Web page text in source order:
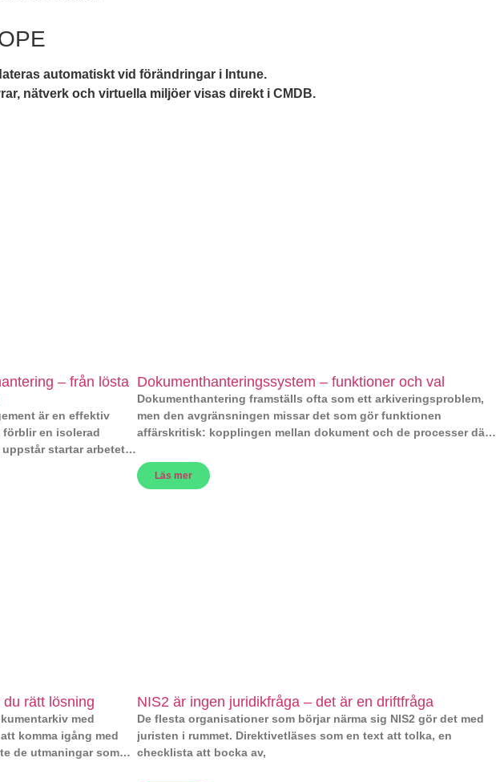
automatiskt vid förändringar i Intune.
nätverk och virtuella miljöer visas direkt i CMDB.
– från lösta
är en effektiv
en isolerad
startar arbetet
Dokumenthanteringssystem – funktioner och val
Dokumenthantering framställs ofta som ett arkiveringsproblem,
men den avgränsningen missar det som gör funktionen
affärskritisk: kopplingen mellan dokument och de processer där
Läs mer
rätt lösning
med
komma igång med
de utmaningar som
NIS2 är ingen juridikfråga – det är en driftfråga
De flesta organisationer som börjar närma sig NIS2 gör det med
juristen i rummet. Direktivetläses som en text att tolka, en
checklista att bocka av,